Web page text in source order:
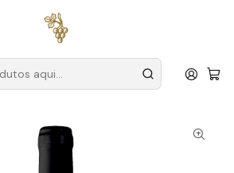
encomendas a partir de
Setúbal
Quinta do Monte Alegre
Colheita 2023 Setúbal Tinto 75cl